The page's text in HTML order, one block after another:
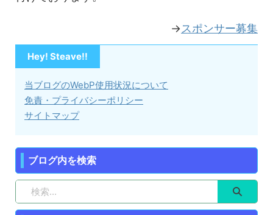
→スポンサー募集
Hey! Steave!!
当ブログのWebP使用状況について
免責・プライバシーポリシー
サイトマップ
ブログ内を検索